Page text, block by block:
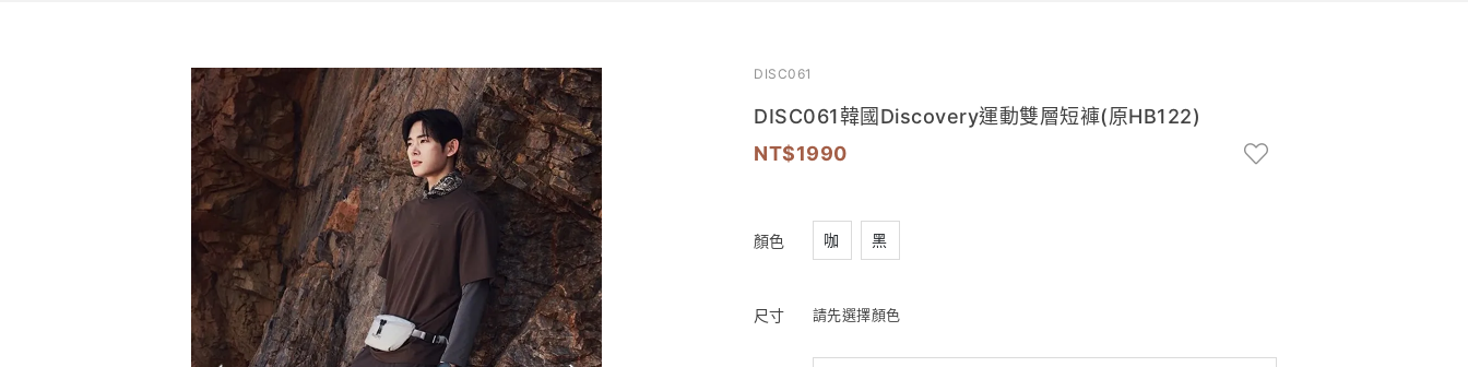
DISC061
DISC061韓國Discovery運動雙層短褲(原HB122)
1990
顏色 咖 黑
尺寸 請先選擇顏色